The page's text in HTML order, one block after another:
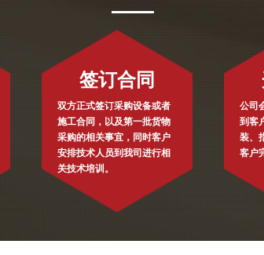
签订合同
双方正式签订采购设备或者
施工合同，以及第一批货物
采购的相关事宜，同时客户
安排技术人员到我司进行相
关技术培训。
公司
到客
装、
客户